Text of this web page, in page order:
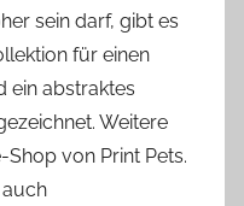
sein darf, gibt es
für einen
ein abstraktes
Weitere
von Print Pets.